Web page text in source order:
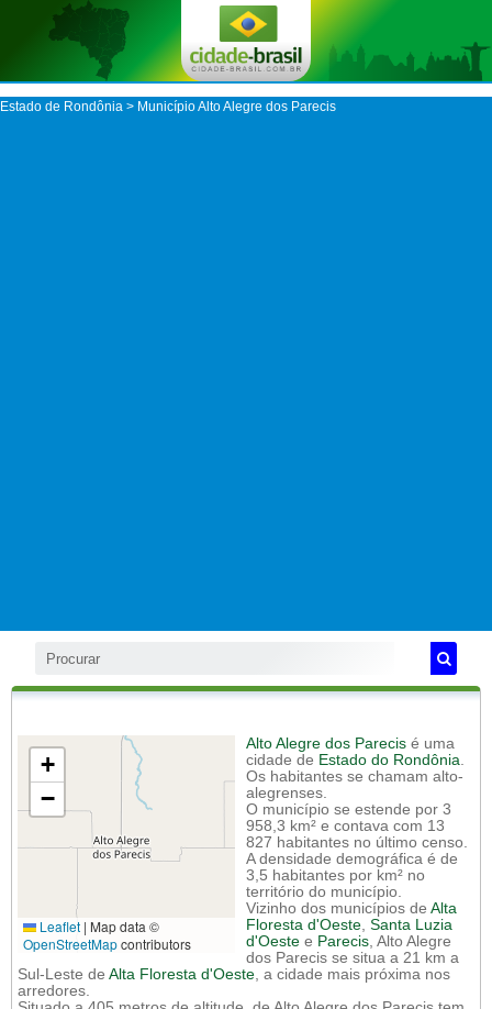
Estado de Rondônia > Município Alto Alegre dos Parecis
+
−
Leaflet | Map data ©
OpenStreetMapcontributors
Alto Alegre dos Parecis é uma
cidade de Estado do Rondônia.
Os habitantes se chamam alto-
alegrenses.
O município se estende por 3
958,3 km² e contava com 13
827 habitantes no último censo.
A densidade demográfica é de
3,5 habitantes por km² no
território do município.
Vizinho dos municípios de Alta
Floresta d'Oeste, Santa Luzia
d'Oeste e Parecis, Alto Alegre
dos Parecis se situa a 21 km a
Sul-Leste de Alta Floresta d'Oeste, a cidade mais próxima nos
arredores.